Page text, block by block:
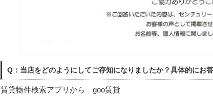
Q：当店をどのようにしてご存知になりましたか？具体的にお
賃貸物件検索アプリから goo賃貸